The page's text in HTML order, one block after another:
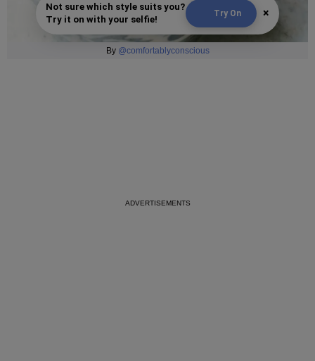
Not sure which style suits you?
Try it on with your selfie!
Try On ×
By @comfortablyconscious